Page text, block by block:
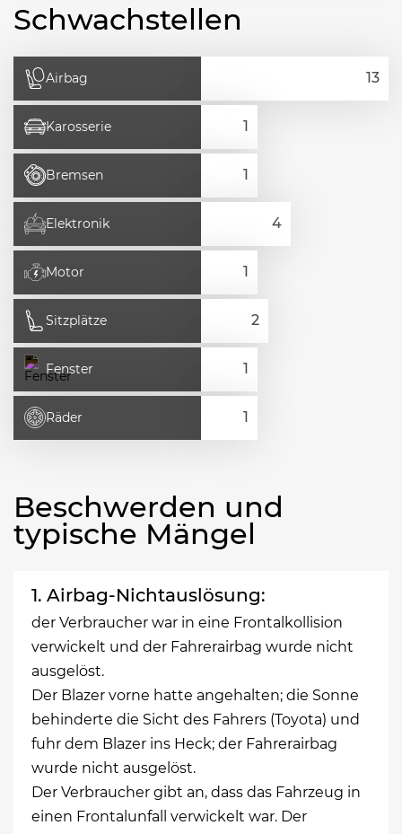
Schwachstellen
Airbag
Karosserie
Bremsen
Elektronik
Motor
Sitzplätze
Fenster
Räder
Beschwerden und
typische Mängel
1. Airbag-Nichtauslösung:
der Verbraucher war in eine Frontalkollision
verwickelt und der Fahrerairbag wurde nicht
ausgelöst.
Der Blazer vorne hatte angehalten; die Sonne
behinderte die Sicht des Fahrers (Toyota) und
fuhr dem Blazer ins Heck; der Fahrerairbag
wurde nicht ausgelöst.
Der Verbraucher gibt an, dass das Fahrzeug in
einen Frontalunfall verwickelt war. Der